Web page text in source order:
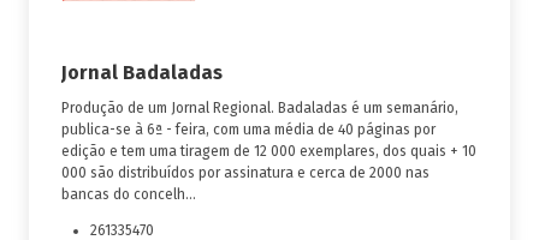
Jornal Badaladas
Produção de um Jornal Regional. Badaladas é um semanário,
publica-se à 6ª - feira, com uma média de 40 páginas por
edição e tem uma tiragem de 12 000 exemplares, dos quais + 10
000 são distribuídos por assinatura e cerca de 2000 nas
bancas do concelh...
261335470